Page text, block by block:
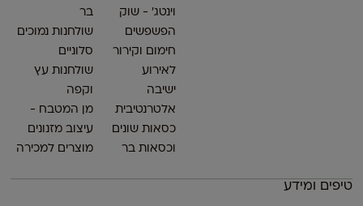
וינטג׳ - שוק
הפשפשים
חימום וקירור
לאירוע
ישיבה
אלטרנטיבית
כסאות שונים
וכסאות בר
בר
שולחנות נמוכים
סלוניים
שולחנות עץ
וקפה
מן המטבח -
עיצוב מזנונים
מוצרים למכירה
טיפים ומידע